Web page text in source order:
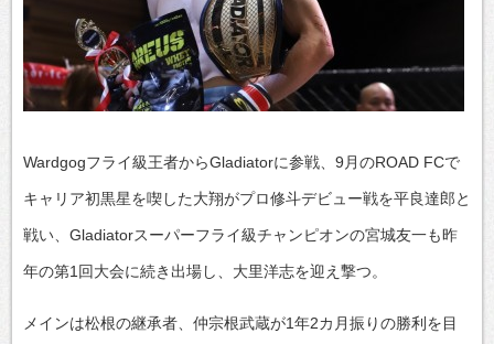
Wardgogフライ級王者からGladiatorに参戦、9月のROAD FCで
キャリア初黒星を喫した大翔がプロ修斗デビュー戦を平良達郎と
戦い、Gladiatorスーパーフライ級チャンピオンの宮城友一も昨
年の第1回大会に続き出場し、大里洋志を迎え撃つ。
メインは松根の継承者、仲宗根武蔵が1年2カ月振りの勝利を目